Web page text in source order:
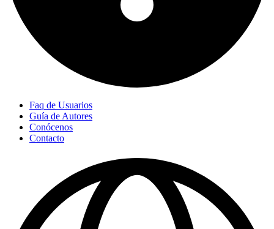
Faq de Usuarios
Guía de Autores
Conócenos
Contacto